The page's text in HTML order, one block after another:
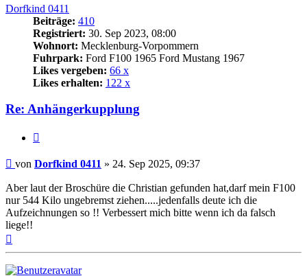
Dorfkind 0411
Beiträge: 410
Registriert: 30. Sep 2023, 08:00
Wohnort: Mecklenburg-Vorpommern
Fuhrpark: Ford F100 1965 Ford Mustang 1967
Likes vergeben: 66 x
Likes erhalten: 122 x
Re: Anhängerkupplung
Beitrag
von Dorfkind 0411 » 24. Sep 2025, 09:37
Aber laut der Broschüre die Christian gefunden hat,darf mein F100
nur 544 Kilo ungebremst ziehen.....jedenfalls deute ich die
Aufzeichnungen so !! Verbessert mich bitte wenn ich da falsch
liege!!